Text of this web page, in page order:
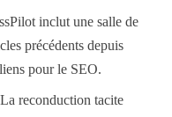
inclut une salle de
précédents depuis
pour le SEO.
La reconduction tacite